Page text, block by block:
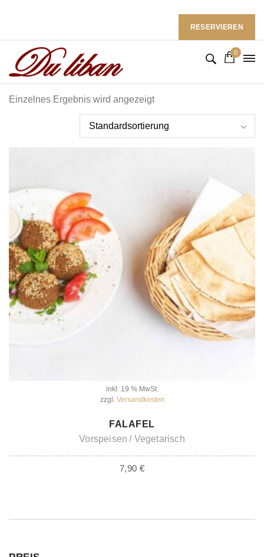
RESERVIEREN
0
Einzelnes Ergebnis wird angezeigt
inkl. 19 % MwSt.
zzgl. Versandkosten
IN DEN WARENKORB
FALAFEL
Vorspeisen
Vegetarisch
7,90 €